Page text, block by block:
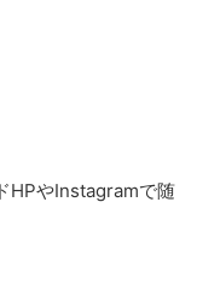
HPやInstagramで随